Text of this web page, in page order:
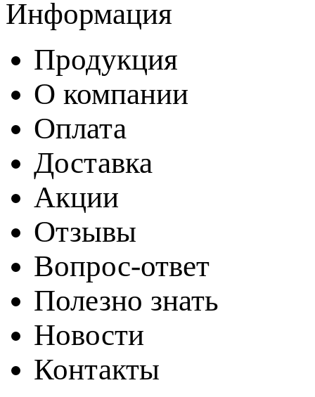
Информация
Продукция
О компании
Оплата
Доставка
Акции
Отзывы
Вопрос-ответ
Полезно знать
Новости
Контакты